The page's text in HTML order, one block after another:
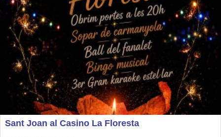
Sant Joan al Casino La Floresta